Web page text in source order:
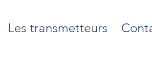
Les transmetteurs